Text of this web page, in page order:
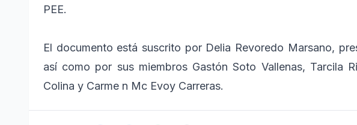
PEE.
El documento está suscrito por Delia Revoredo Marsano,
así como por sus miembros Gastón Soto Vallenas, Tarcila
Colina y Carme n Mc Evoy Carreras.